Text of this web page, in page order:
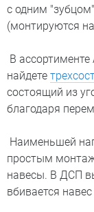
с одним
(монтируются
В
найдете
состоящий из
благодаря
Наименьшей
простым
навесы. В ДСП
вбивается